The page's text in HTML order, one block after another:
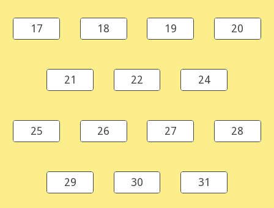
17 18 19 20
21 22 24
25 26 27 28
29 30 31